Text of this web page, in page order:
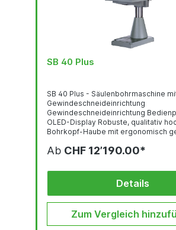
SB 40 Plus
SB 40 Plus - Säulenbohrmaschine
Gewindeschneideinrichtung
Gewindeschneideinrichtung Bedienpanel mit
OLED-Display Robuste, qualitativ hochwertige
Bohrkopf-Haube mit ergonomisch
ergonomischer Bohrtiefenanschlag Stufenlose
Nothalt-Taster Thermischer Überlastungsschutz
Anschlußkabel mit CEE-Stecker 3 Jahre
Garantie...
Ab CHF 12’190.00*
Details
Zum Vergleich